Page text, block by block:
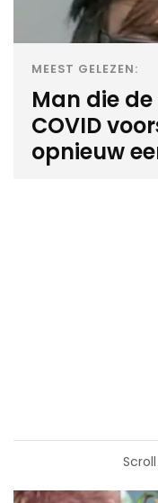
MEEST GELEZEN:
Man die
COVID
opnieuw